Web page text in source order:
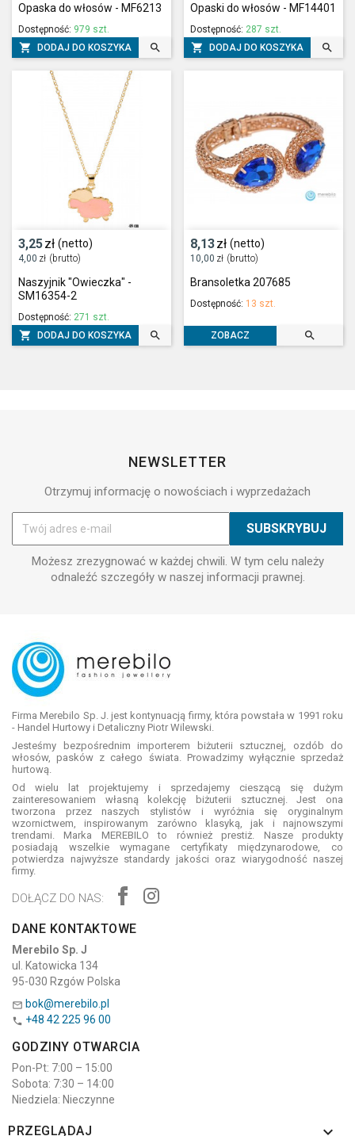
Opaska do włosów - MF6213
Dostępność: 979 szt.
 DODAJ DO KOSZYKA 
Opaski do włosów - MF14401
Dostępność: 287 szt.
 DODAJ DO KOSZYKA 
3,25zł (netto)
4,00 zł (brutto)
Naszyjnik "Owieczka" -
SM16354-2
Dostępność: 271 szt.
 DODAJ DO KOSZYKA 
8,13zł (netto)
10,00 zł (brutto)
Bransoletka 207685
Dostępność: 13 szt.
ZOBACZ 
NEWSLETTER
Otrzymuj informację o nowościach i wyprzedażach
Możesz zrezygnować w każdej chwili. W tym celu należy
odnaleźć szczegóły w naszej informacji prawnej.
Firma Merebilo Sp. J. jest kontynuacją firmy, która powstała w 1991 roku
- Handel Hurtowy i Detaliczny Piotr Wilewski.
Jesteśmy bezpośrednim importerem biżuterii sztucznej, ozdób do
włosów, pasków z całego świata. Prowadzimy wyłącznie sprzedaż
hurtową.
Od wielu lat projektujemy i sprzedajemy cieszącą się dużym
zainteresowaniem własną kolekcję biżuterii sztucznej. Jest ona
tworzona przez naszych stylistów i wyróżnia się oryginalnym
wzornictwem, inspirowanym zarówno klasyką, jak i najnowszymi
trendami. Marka MEREBILO to również prestiż. Nasze produkty
posiadają wszelkie wymagane certyfikaty międzynarodowe, co
potwierdza najwyższe standardy jakości oraz wiarygodność naszej
firmy.
DOŁĄCZ DO NAS:
DANE KONTAKTOWE
Merebilo Sp. J
ul. Katowicka 134
95-030 Rzgów Polska
 bok@merebilo.pl
 +48 42 225 96 00
GODZINY OTWARCIA
Pon-Pt: 7:00 – 15:00
Sobota: 7:30 – 14:00
Niedziela: Nieczynne
PRZEGLĄDAJ